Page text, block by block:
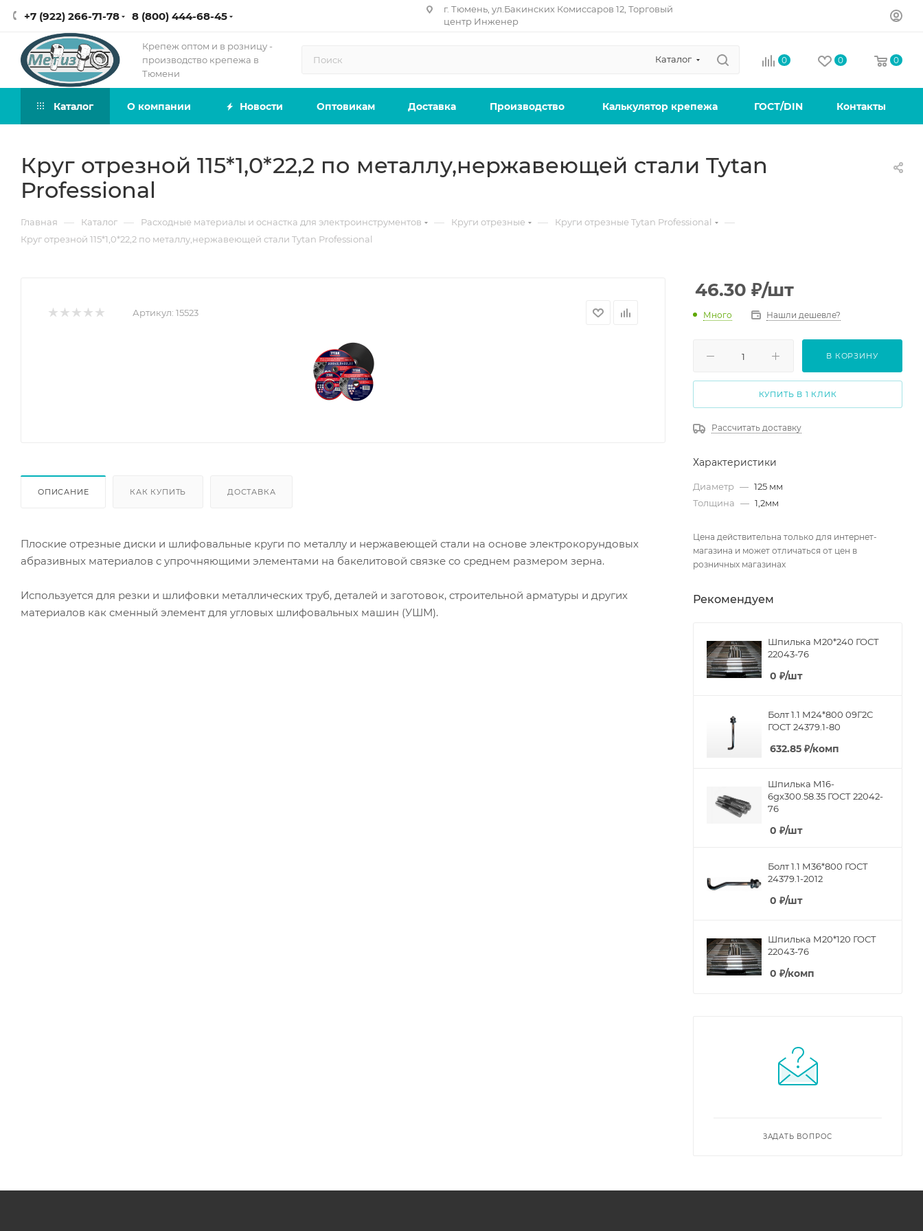
+7 (922) 266-71-78 8 (800) 444-68-45
г. Тюмень, ул.Бакинских Комиссаров 12, Торговый
центр Инженер
Крепеж оптом и в розницу -
производство крепежа в
Тюмени
Каталог 0 0 0
Каталог О компании Новости Оптовикам Доставка Производство Калькулятор крепежа ГОСТ/DIN Контакты
Круг отрезной 115*1,0*22,2 по металлу,нержавеющей стали Tytan
Professional
Главная — Каталог — Расходные материалы и оснастка для электроинструментов — Круги отрезные — Круги отрезные Tytan Professional —
Круг отрезной 115*1,0*22,2 по металлу,нержавеющей стали Tytan Professional
Артикул: 15523
ОПИСАНИЕ КАК КУПИТЬ ДОСТАВКА
Плоские отрезные диски и шлифовальные круги по металлу и нержавеющей стали на основе электрокорундовых
абразивных материалов с упрочняющими элементами на бакелитовой связке со среднем размером зерна.
Используется для резки и шлифовки металлических труб, деталей и заготовок, строительной арматуры и других
материалов как сменный элемент для угловых шлифовальных машин (УШМ).
46.30 ₽/шт
Много Нашли дешевле?
В КОРЗИНУ
КУПИТЬ В 1 КЛИК
Рассчитать доставку
Характеристики
Диаметр — 125 мм
Толщина — 1,2мм
Цена действительна только для интернет-
магазина и может отличаться от цен в
розничных магазинах
Рекомендуем
Шпилька М20*240 ГОСТ
22043-76
0 ₽/шт
Болт 1.1 М24*800 09Г2С
ГОСТ 24379.1-80
632.85 ₽/комп
Шпилька М16-
6gх300.58.35 ГОСТ 22042-
76
0 ₽/шт
Болт 1.1 М36*800 ГОСТ
24379.1-2012
0 ₽/шт
Шпилька М20*120 ГОСТ
22043-76
0 ₽/комп
ЗАДАТЬ ВОПРОС